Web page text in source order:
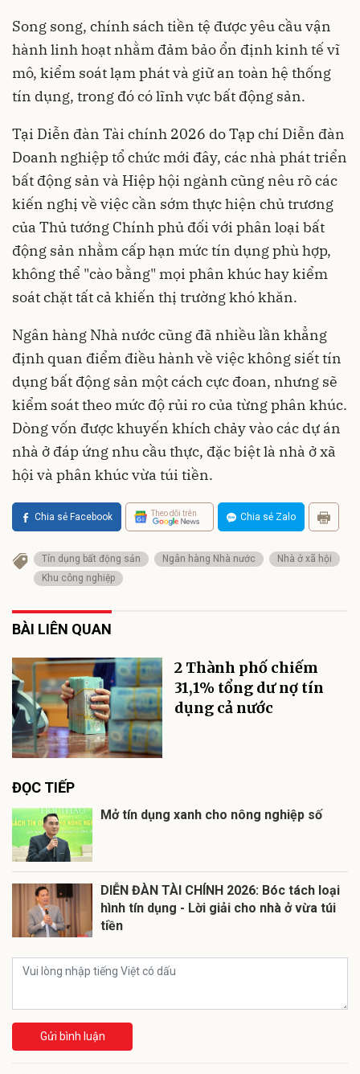
Song song, chính sách tiền tệ được yêu cầu vận
hành linh hoạt nhằm đảm bảo ổn định kinh tế vĩ
mô, kiểm soát lạm phát và giữ an toàn hệ thống
tín dụng, trong đó có lĩnh vực bất động sản.
Tại Diễn đàn Tài chính 2026 do Tạp chí Diễn đàn
Doanh nghiệp tổ chức mới đây, các nhà phát triển
bất động sản và Hiệp hội ngành cũng nêu rõ các
kiến nghị về việc cần sớm thực hiện chủ trương
của Thủ tướng Chính phủ đối với phân loại bất
động sản nhằm cấp hạn mức tín dụng phù hợp,
không thể "cào bằng" mọi phân khúc hay kiểm
soát chặt tất cả khiến thị trường khó khăn.
Ngân hàng Nhà nước cũng đã nhiều lần khẳng
định quan điểm điều hành về việc không siết tín
dụng bất động sản một cách cực đoan, nhưng sẽ
kiểm soát theo mức độ rủi ro của từng phân khúc.
Dòng vốn được khuyến khích chảy vào các dự án
nhà ở đáp ứng nhu cầu thực, đặc biệt là nhà ở xã
hội và phân khúc vừa túi tiền.
Chia sẻ Facebook Theo dõi trên Chia sẻ Zalo
Tín dụng bất động sản Ngân hàng Nhà nước
Nhà ở xã hội
Khu công nghiệp
BÀI LIÊN QUAN
2 Thành phố chiếm
31,1% tổng dư nợ tín
dụng cả nước
ĐỌC TIẾP
Mở tín dụng xanh cho nông nghiệp số
DIỄN ĐÀN TÀI CHÍNH 2026: Bóc tách loại
hình tín dụng - Lời giải cho nhà ở vừa túi
tiền
Gửi bình luận